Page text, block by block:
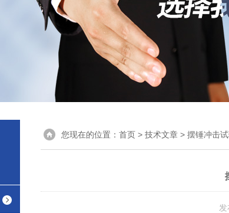
您现在的位置： 首页 > 技术文章 > 摆锤冲击